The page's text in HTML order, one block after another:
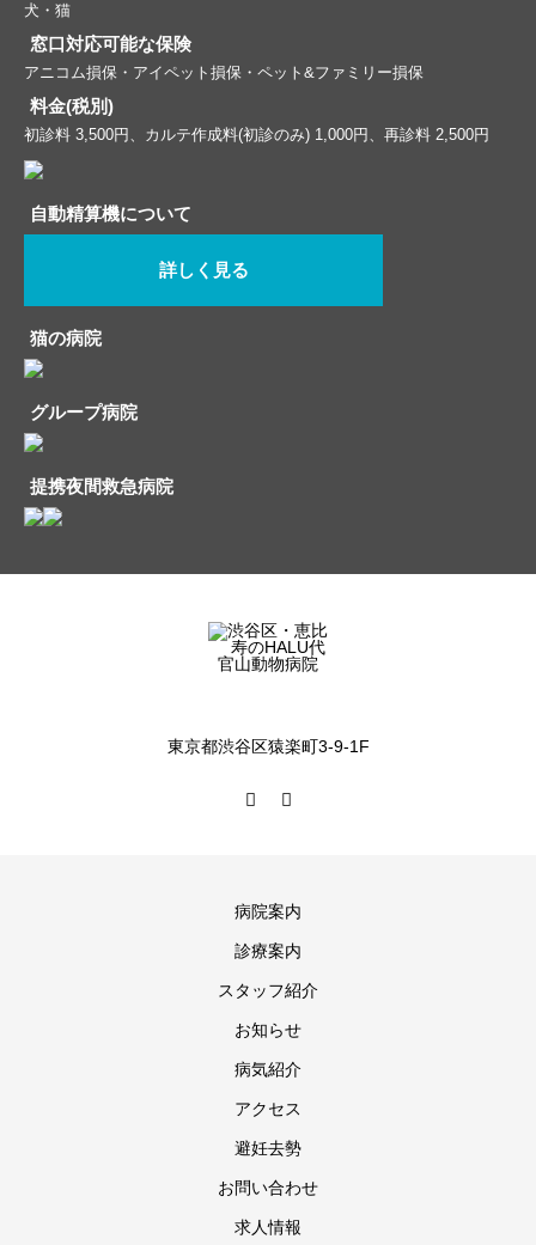
犬・猫
窓口対応可能な保険
アニコム損保・アイペット損保・ペット&ファミリー損保
料金(税別)
初診料 3,500円、カルテ作成料(初診のみ) 1,000円、再診料 2,500円
自動精算機について
詳しく見る
猫の病院
グループ病院
提携夜間救急病院
東京都渋谷区猿楽町3-9-1F
病院案内
診療案内
スタッフ紹介
お知らせ
病気紹介
アクセス
避妊去勢
お問い合わせ
求人情報